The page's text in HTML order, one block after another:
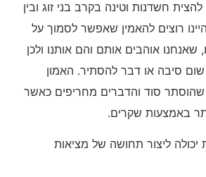
חשדנות וטינה בקרב בני זוג ובין
רוצים להאמין שאפשר לסמוך על
שאנחנו אוהבים אותם והם אותנו ולכן
שום סיבה או דבר להסתיר. האמון
סוד והדברים מחריפים כאשר
באמצעות שקרים.
יכולה ליצור תחושה של מציאות